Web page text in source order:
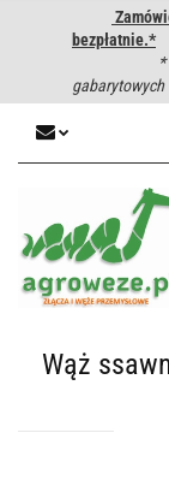
bezpłatnie.*
gabarytowych
Wąż